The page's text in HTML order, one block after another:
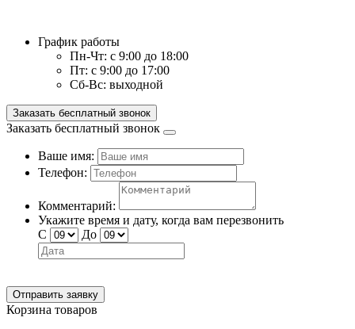
График работы
Пн-Чт: с 9:00 до 18:00
Пт: с 9:00 до 17:00
Сб-Вс: выходной
Заказать бесплатный звонок
Заказать бесплатный звонок
Ваше имя:
Телефон:
Комментарий:
Укажите время и дату, когда вам перезвонить
С
До
Отправить заявку
Корзина товаров